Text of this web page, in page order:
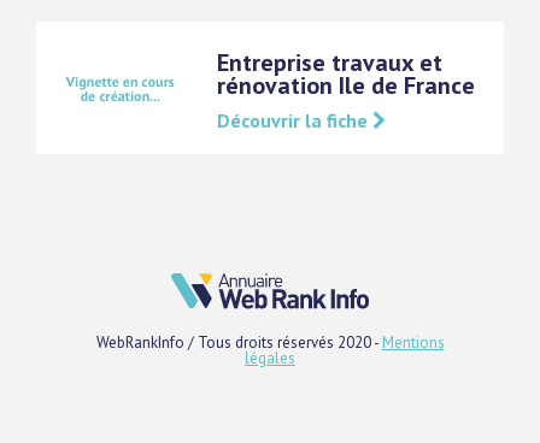
Entreprise travaux et
rénovation Ile de France
Découvrir la fiche
WebRankInfo / Tous droits réservés 2020 - Mentions
légales